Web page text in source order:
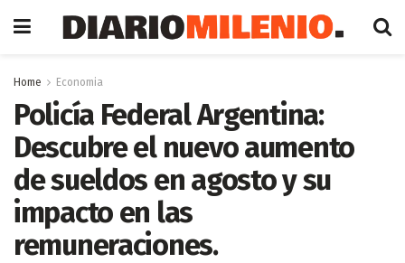
Home Economia
Policía Federal Argentina:
Descubre el nuevo aumento
de sueldos en agosto y su
impacto en las
remuneraciones.